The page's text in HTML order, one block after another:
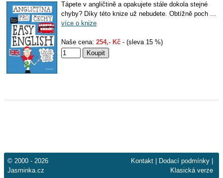
Tápete v angličtině a opakujete stále dokola stejné
chyby? Díky této knize už nebudete. Obtížně poch ...
více o knize
Naše cena: 254,- Kč - (sleva 15 %)
© 2000 - 2026
Jasminka.cz
Kontakt Dodací podmínky